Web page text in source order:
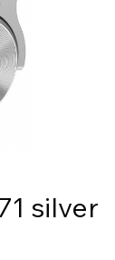
silver